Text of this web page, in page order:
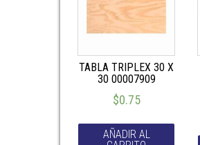
TABLA TRIPLEX 30 X
30 00007909
$0.75
AÑADIR AL